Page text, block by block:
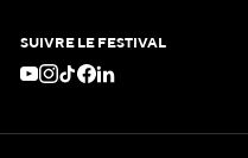
SUIVRE LE FESTIVAL